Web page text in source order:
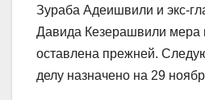
Зураба Адеишвили и экс-
Давида Кезерашвили мера
оставлена прежней.
делу назначено на 29